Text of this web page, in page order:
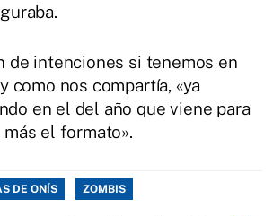
de intenciones si tenemos en
como nos compartía, «ya
en el del año que viene para
el formato».
DE ONÍS ZOMBIS